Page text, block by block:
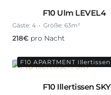
F10 Ulm LEVEL4
Gäste: 4 Größe: 63m²
218€ pro Nacht
F10 APARTMENT Illertissen
F10 Illertissen SKY